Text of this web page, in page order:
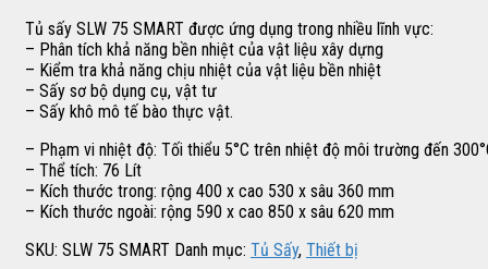
Tủ sấy SLW 75 SMART được ứng dụng trong nhiều lĩnh vực:
– Phân tích khả năng bền nhiệt của vật liệu xây dựng
– Kiểm tra khả năng chịu nhiệt của vật liệu bền nhiệt
– Sấy sơ bộ dụng cụ, vật tư
– Sấy khô mô tế bào thực vật.
– Phạm vi nhiệt độ: Tối thiểu 5°C trên nhiệt độ môi trường đến
– Thể tích: 76 Lít
– Kích thước trong: rộng 400 x cao 530 x sâu 360 mm
– Kích thước ngoài: rộng 590 x cao 850 x sâu 620 mm
SKU: SLW 75 SMART Danh mục: Tủ Sấy, Thiết bị